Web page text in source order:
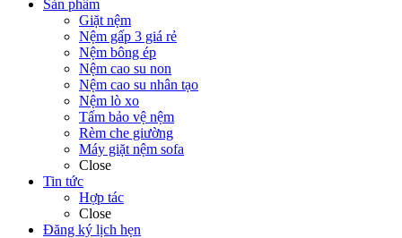
Sản phẩm
Giặt nệm
Nệm gấp 3 giá rẻ
Nệm bông ép
Nệm cao su non
Nệm cao su nhân tạo
Nệm lò xo
Tấm bảo vệ nệm
Rèm che giường
Máy giặt nệm sofa
Close
Tin tức
Hợp tác
Close
Đăng ký lịch hẹn